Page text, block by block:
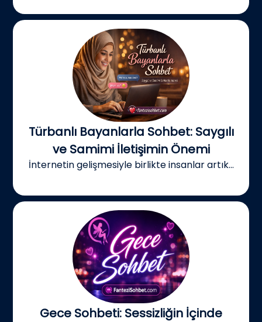
Türbanlı Bayanlarla Sohbet: Saygılı
ve Samimi İletişimin Önemi
İnternetin gelişmesiyle birlikte insanlar artık...
Gece Sohbeti: Sessizliğin İçinde